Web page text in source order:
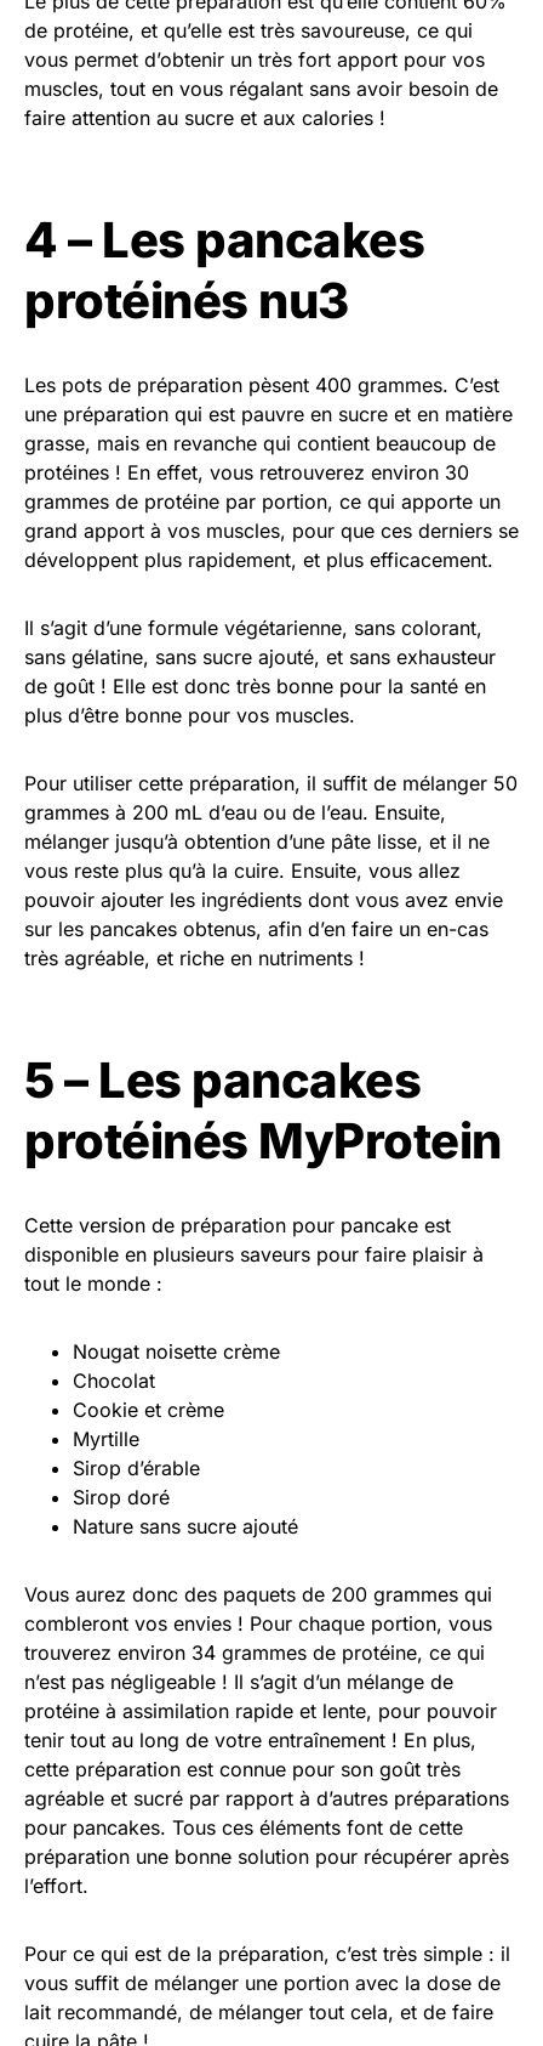
de protéine, et qu’elle est très savoureuse, ce qui
vous permet d’obtenir un très fort apport pour vos
muscles, tout en vous régalant sans avoir besoin de
faire attention au sucre et aux calories !
4 – Les pancakes
protéinés nu3
Les pots de préparation pèsent 400 grammes. C’est
une préparation qui est pauvre en sucre et en matière
grasse, mais en revanche qui contient beaucoup de
protéines ! En effet, vous retrouverez environ 30
grammes de protéine par portion, ce qui apporte un
grand apport à vos muscles, pour que ces derniers se
développent plus rapidement, et plus efficacement.
Il s’agit d’une formule végétarienne, sans colorant,
sans gélatine, sans sucre ajouté, et sans exhausteur
de goût ! Elle est donc très bonne pour la santé en
plus d’être bonne pour vos muscles.
Pour utiliser cette préparation, il suffit de mélanger 50
grammes à 200 mL d’eau ou de l’eau. Ensuite,
mélanger jusqu’à obtention d’une pâte lisse, et il ne
vous reste plus qu’à la cuire. Ensuite, vous allez
pouvoir ajouter les ingrédients dont vous avez envie
sur les pancakes obtenus, afin d’en faire un en-cas
très agréable, et riche en nutriments !
5 – Les pancakes
protéinés MyProtein
Cette version de préparation pour pancake est
disponible en plusieurs saveurs pour faire plaisir à
tout le monde :
Nougat noisette crème
Chocolat
Cookie et crème
Myrtille
Sirop d’érable
Sirop doré
Nature sans sucre ajouté
Vous aurez donc des paquets de 200 grammes qui
combleront vos envies ! Pour chaque portion, vous
trouverez environ 34 grammes de protéine, ce qui
n’est pas négligeable ! Il s’agit d’un mélange de
protéine à assimilation rapide et lente, pour pouvoir
tenir tout au long de votre entraînement ! En plus,
cette préparation est connue pour son goût très
agréable et sucré par rapport à d’autres préparations
pour pancakes. Tous ces éléments font de cette
préparation une bonne solution pour récupérer après
l’effort.
Pour ce qui est de la préparation, c’est très simple : il
vous suffit de mélanger une portion avec la dose de
lait recommandé, de mélanger tout cela, et de faire
cuire la pâte !